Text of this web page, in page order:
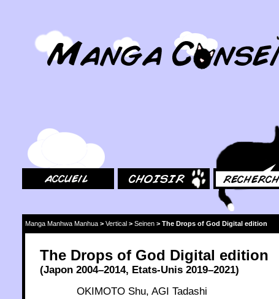
Manga Manhwa Manhua > Vertical > Seinen > The Drops of God Digital edition
The Drops of God Digital edition
(Japon 2004–2014, Etats-Unis 2019–2021)
OKIMOTO Shu, AGI Tadashi